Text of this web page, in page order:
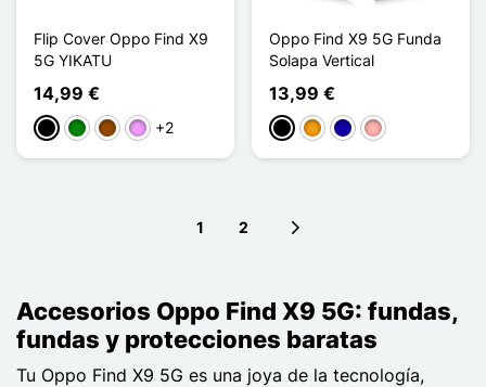
Flip Cover Oppo Find X9
5G YIKATU
14,99 €
NegroVerdeMarrónMorado claro
+2
Oppo Find X9 5G Funda
Solapa Vertical
13,99 €
NegroNaranjaAzul oscuro
Oro rosa
1 2
Accesorios Oppo Find X9 5G: fundas,
fundas y protecciones baratas
Tu Oppo Find X9 5G es una joya de la tecnología,